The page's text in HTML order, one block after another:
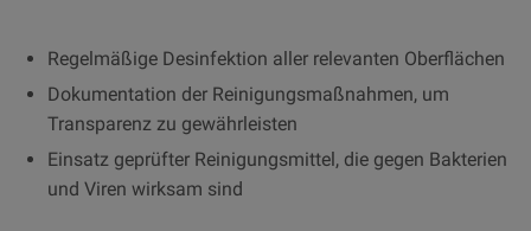
Regelmäßige Desinfektion aller relevanten Oberflächen
Dokumentation der Reinigungsmaßnahmen, um
Transparenz zu gewährleisten
Einsatz geprüfter Reinigungsmittel, die gegen Bakterien
und Viren wirksam sind